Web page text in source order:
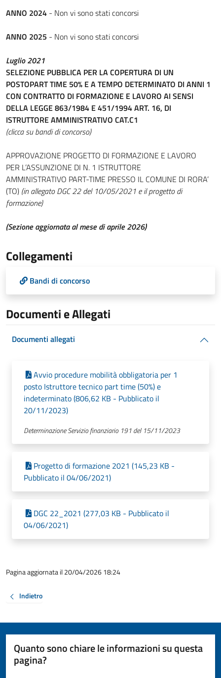
ANNO 2024 - Non vi sono stati concorsi
ANNO 2025 - Non vi sono stati concorsi
Luglio 2021
SELEZIONE PUBBLICA PER LA COPERTURA DI UN
POSTOPART TIME 50% E A TEMPO DETERMINATO DI ANNI 1
CON CONTRATTO DI FORMAZIONE E LAVORO AI SENSI
DELLA LEGGE 863/1984 E 451/1994 ART. 16, DI
ISTRUTTORE AMMINISTRATIVO CAT.C1
(clicca su bandi di concorso)
APPROVAZIONE PROGETTO DI FORMAZIONE E LAVORO
PER L’ASSUNZIONE DI N. 1 ISTRUTTORE
AMMINISTRATIVO PART-TIME PRESSO IL COMUNE DI RORA’
(TO) (in allegato DGC 22 del 10/05/2021 e il progetto di
formazione)
(Sezione aggiornata al mese di aprile 2026)
Collegamenti
Bandi di concorso
Documenti e Allegati
Documenti allegati
Avvio procedure mobilità obbligatoria per 1
posto Istruttore tecnico part time (50%) e
indeterminato (806,62 KB - Pubblicato il
20/11/2023)
Determinazione Servizio finanziario 191 del 15/11/2023
Progetto di formazione 2021 (145,23 KB -
Pubblicato il 04/06/2021)
DGC 22_2021 (277,03 KB - Pubblicato il
04/06/2021)
Pagina aggiornata il 20/04/2026 18:24
Indietro
Quanto sono chiare le informazioni su questa
pagina?